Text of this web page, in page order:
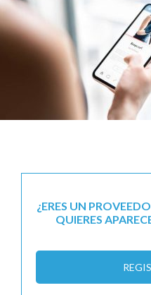
¿ERES UN
QUIERES